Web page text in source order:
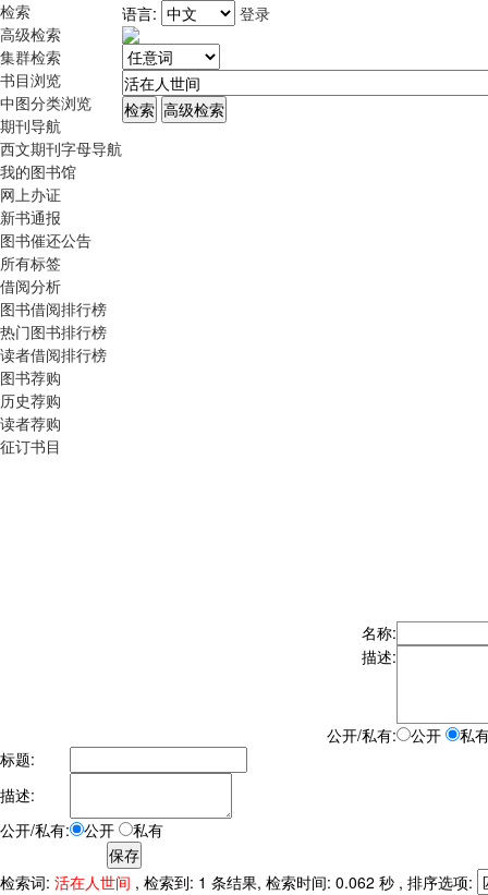
检索
高级检索
集群检索
书目浏览
中图分类浏览
期刊导航
西文期刊字母导航
我的图书馆
网上办证
新书通报
图书催还公告
所有标签
借阅分析
图书借阅排行榜
热门图书排行榜
读者借阅排行榜
图书荐购
历史荐购
读者荐购
征订书目
语言: 登录
名称:
描述:
公开/私有: 公开
私
标题:
描述:
公开/私有:
公开 私有
检索词: 活在人世间 , 检索到: 1 条结果, 检索时间: 0.062 秒 , 排序选项: